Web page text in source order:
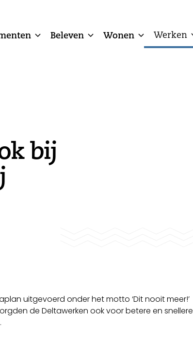
Beleven Wonen Werken
bij
uitgevoerd onder het motto ‘Dit nooit meer!’
de Deltawerken ook voor betere en snellere